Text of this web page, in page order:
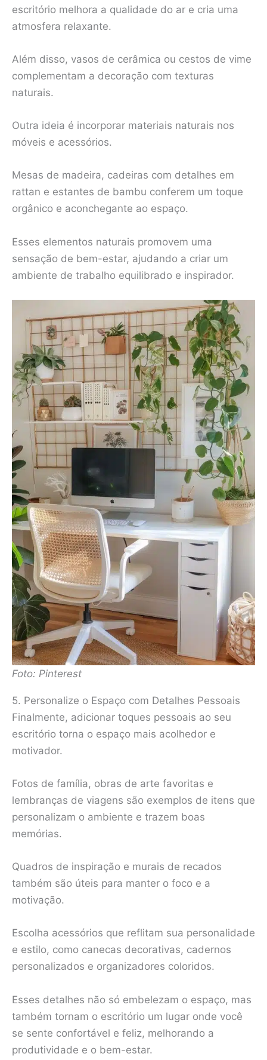
escritório melhora a qualidade do ar e cria uma
atmosfera relaxante.
Além disso, vasos de cerâmica ou cestos de vime
complementam a decoração com texturas
naturais.
Outra ideia é incorporar materiais naturais nos
móveis e acessórios.
Mesas de madeira, cadeiras com detalhes em
rattan e estantes de bambu conferem um toque
orgânico e aconchegante ao espaço.
Esses elementos naturais promovem uma
sensação de bem-estar, ajudando a criar um
ambiente de trabalho equilibrado e inspirador.
Foto: Pinterest
5. Personalize o Espaço com Detalhes Pessoais
Finalmente, adicionar toques pessoais ao seu
escritório torna o espaço mais acolhedor e
motivador.
Fotos de família, obras de arte favoritas e
lembranças de viagens são exemplos de itens que
personalizam o ambiente e trazem boas
memórias.
Quadros de inspiração e murais de recados
também são úteis para manter o foco e a
motivação.
Escolha acessórios que reflitam sua personalidade
e estilo, como canecas decorativas, cadernos
personalizados e organizadores coloridos.
Esses detalhes não só embelezam o espaço, mas
também tornam o escritório um lugar onde você
se sente confortável e feliz, melhorando a
produtividade e o bem-estar.